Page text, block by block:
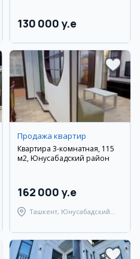
130 000 y.e
Продажа квартир
Квартира 3-комнатная, 115
м2, Юнусабадский район
162 000 y.e
Ташкент, Юнусабадский